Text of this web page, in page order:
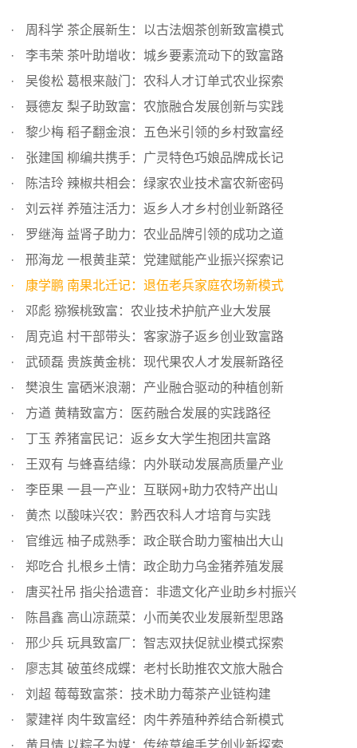
周科学 茶企展新生：以古法烟茶创新致富模式
李韦荣 茶叶助增收：城乡要素流动下的致富路
吴俊松 葛根来敲门：农科人才订单式农业探索
聂德友 梨子助致富：农旅融合发展创新与实践
黎少梅 稻子翻金浪：五色米引领的乡村致富经
张建国 柳编共携手：广灵特色巧娘品牌成长记
陈洁玲 辣椒共相会：绿家农业技术富农新密码
刘云祥 养殖注活力：返乡人才乡村创业新路径
罗继海 益肾子助力：农业品牌引领的成功之道
邢海龙 一根黄韭菜：党建赋能产业振兴探索记
康学鹏 南果北迁记：退伍老兵家庭农场新模式
邓彪 猕猴桃致富：农业技术护航产业大发展
周克追 村干部带头：客家游子返乡创业致富路
武硕磊 贵族黄金桃：现代果农人才发展新路径
樊浪生 富硒米浪潮：产业融合驱动的种植创新
方遒 黄精致富方：医药融合发展的实践路径
丁玉 养猪富民记：返乡女大学生抱团共富路
王双有 与蜂喜结缘：内外联动发展高质量产业
李臣果 一县一产业：互联网+助力农特产出山
黄杰 以酸味兴农：黔西农科人才培育与实践
官维远 柚子成熟季：政企联合助力蜜柚出大山
郑吃合 扎根乡土情：政企助力乌金猪养殖发展
唐买社吊 指尖拾遗音：非遗文化产业助乡村振兴
陈昌鑫 高山凉蔬菜：小而美农业发展新型思路
邢少兵 玩具致富厂：智志双扶促就业模式探索
廖志其 破茧终成蝶：老村长助推农文旅大融合
刘超 莓莓致富茶：技术助力莓茶产业链构建
蒙建祥 肉牛致富经：肉牛养殖种养结合新模式